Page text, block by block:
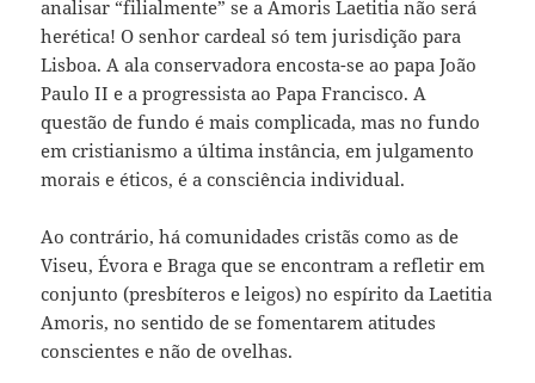
analisar “filialmente” se a Amoris Laetitia não será
herética! O senhor cardeal só tem jurisdição para
Lisboa. A ala conservadora encosta-se ao papa João
Paulo II e a progressista ao Papa Francisco. A
questão de fundo é mais complicada, mas no fundo
em cristianismo a última instância, em julgamento
morais e éticos, é a consciência individual.
Ao contrário, há comunidades cristãs como as de
Viseu, Évora e Braga que se encontram a refletir em
conjunto (presbíteros e leigos) no espírito da Laetitia
Amoris, no sentido de se fomentarem atitudes
conscientes e não de ovelhas.